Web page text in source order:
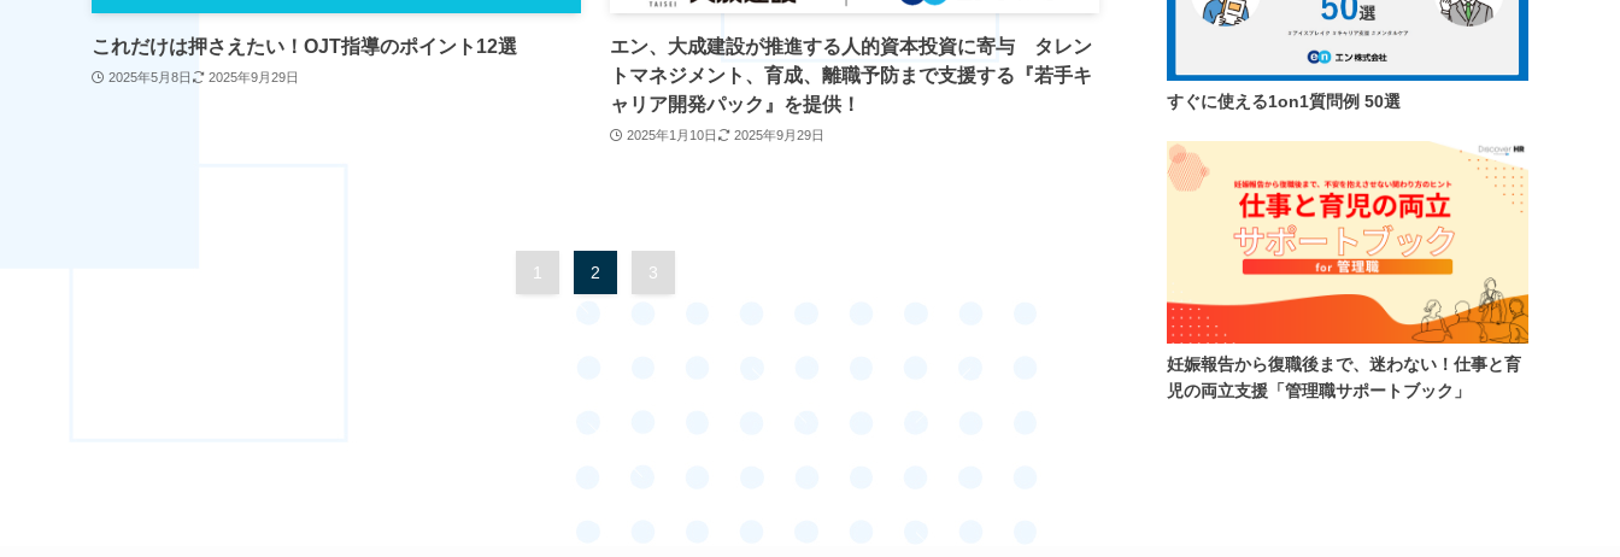
これだけは押さえたい！OJT指導のポイント12選
2025年5月8日 2025年9月29日
エン、大成建設が推進する人的資本投資に寄与 タレン
トマネジメント、育成、離職予防まで支援する『若手キ
ャリア開発パック』を提供！
2025年1月10日 2025年9月29日
1 2 3
すぐに使える1on1質問例 50選
妊娠報告から復職後まで、迷わない！仕事と育
児の両立支援「管理職サポートブック」